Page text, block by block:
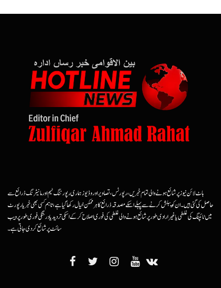
ہاٹ لائن نیوز پر شائع ہونے والی تمام خبریں، رپورٹس، تصاویر اور وڈیوز ہماری رپورٹنگ ٹیم اور مانیٹرنگ ذرائع سے
حاصل کی گئی ہیں۔ ان کو پبلش کرنے سے پہلے اسکے مصدقہ ذرائع کا ہرممکن خیال رکھا گیا ہے، تاہم کسی بھی خبر یا رپورٹ
میں ٹائپنگ کی غلطی یا غیرارادی طور پر شائع ہونے والی غلطی کی فوری اصلاح کرکے اسکی تردید یا درستگی فوری طور پر ویب
سائٹ پر شائع کردی جاتی ہے۔